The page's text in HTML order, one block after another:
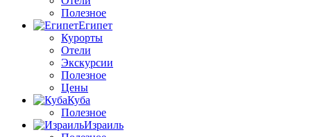
Полезное
Египет
Курорты
Отели
Экскурсии
Полезное
Цены
Куба
Полезное
Израиль